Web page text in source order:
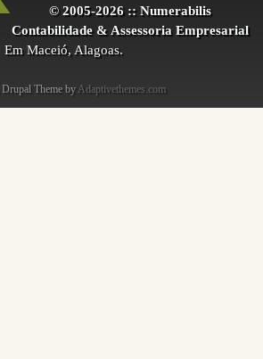
© 2005-2026 :: Numerabilis
Contabilidade & Assessoria Empresarial
Em Maceió, Alagoas.
Theme by Adaptivethemes.com